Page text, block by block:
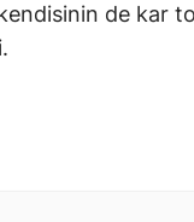
de kar